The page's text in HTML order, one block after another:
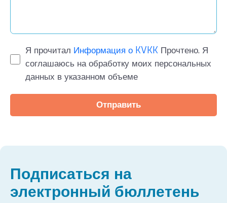
Я прочитал Информация о KVKKПрочтено. Я
соглашаюсь на обработку моих персональных
данных в указанном объеме
Отправить
Подписаться на
электронный бюллетень